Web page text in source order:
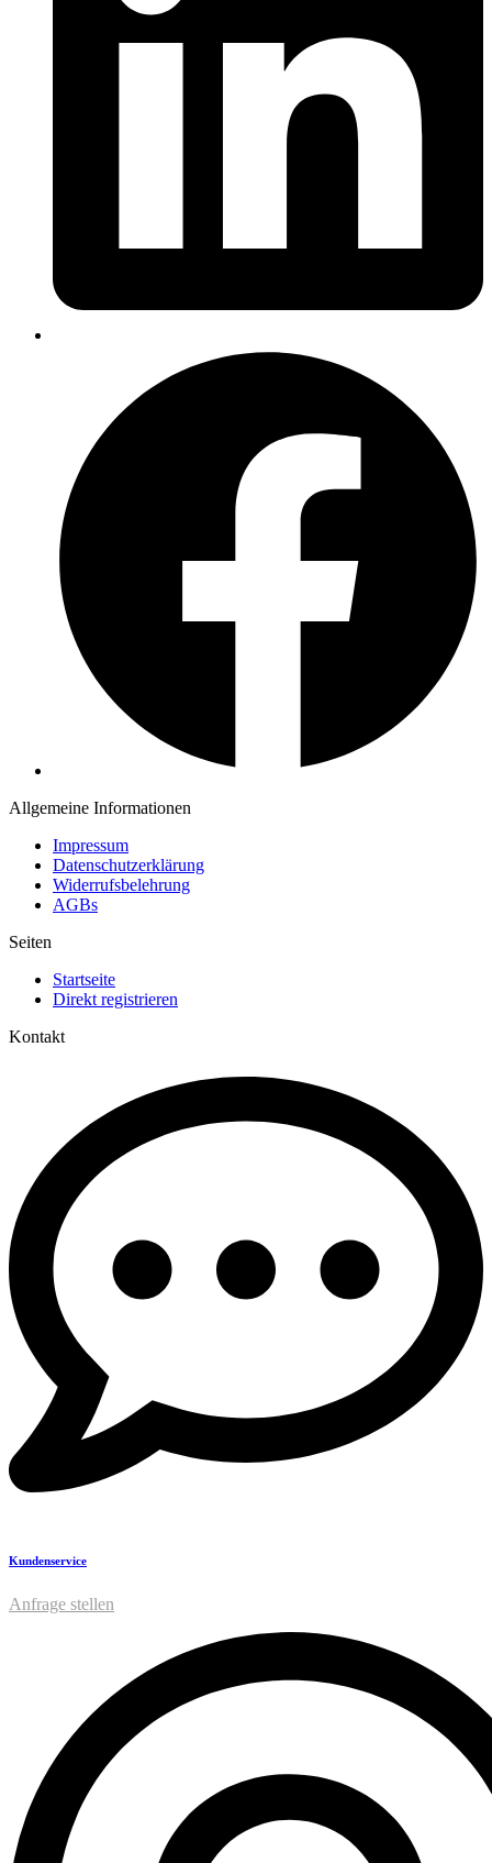
Allgemeine Informationen
Impressum
Datenschutzerklärung
Widerrufsbelehrung
AGBs
Seiten
Startseite
Direkt registrieren
Kontakt
Kundenservice
Anfrage stellen